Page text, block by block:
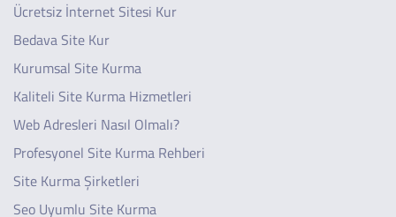
Ücretsiz İnternet Sitesi Kur
Bedava Site Kur
Kurumsal Site Kurma
Kaliteli Site Kurma Hizmetleri
Web Adresleri Nasıl Olmalı?
Profesyonel Site Kurma Rehberi
Site Kurma Şirketleri
Seo Uyumlu Site Kurma